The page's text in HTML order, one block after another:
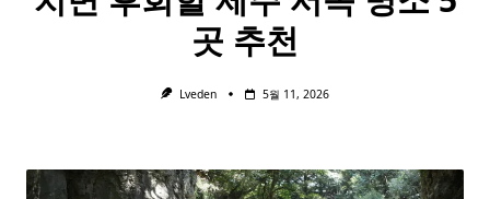
곳 추천
Lveden 5월 11, 2026